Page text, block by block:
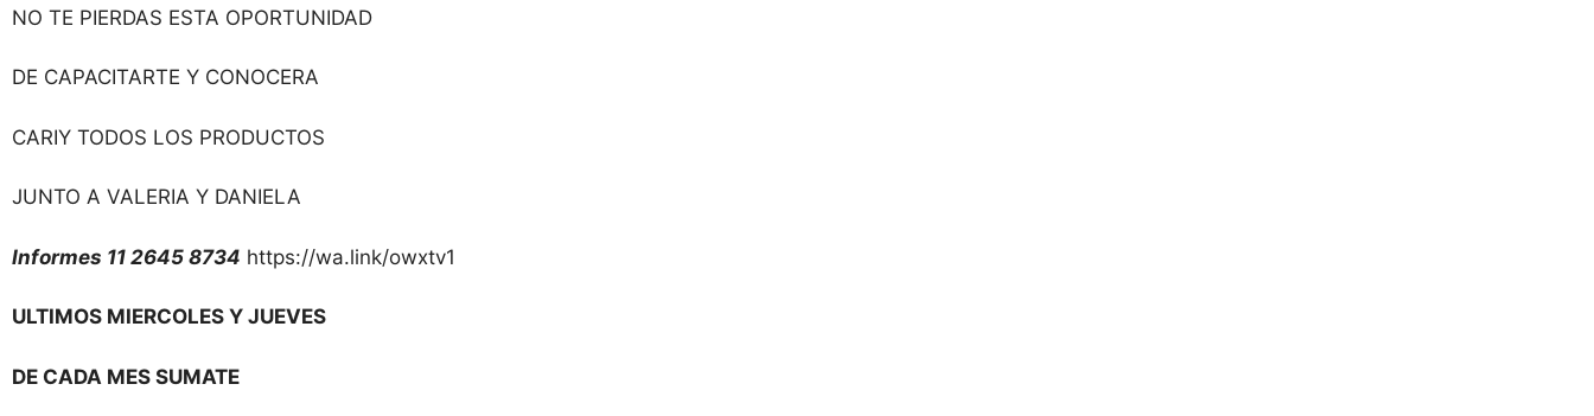
NO TE PIERDAS ESTA OPORTUNIDAD
DE CAPACITARTE Y CONOCERA
CARIY TODOS LOS PRODUCTOS
JUNTO A VALERIA Y DANIELA
Informes 11 2645 8734 https://wa.link/owxtv1
ULTIMOS MIERCOLES Y JUEVES
DE CADA MES SUMATE